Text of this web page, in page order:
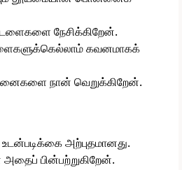
நேசிக்கிறேன்.
கவனமாகக்
நான் வெறுக்கிறேன்.
அற்புதமானது.
பின்பற்றுகிறேன்.